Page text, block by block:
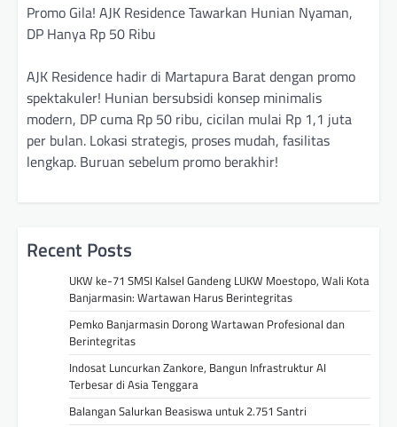
Promo Gila! AJK Residence Tawarkan Hunian Nyaman,
DP Hanya Rp 50 Ribu
AJK Residence hadir di Martapura Barat dengan promo
spektakuler! Hunian bersubsidi konsep minimalis
modern, DP cuma Rp 50 ribu, cicilan mulai Rp 1,1 juta
per bulan. Lokasi strategis, proses mudah, fasilitas
lengkap. Buruan sebelum promo berakhir!
Recent Posts
UKW ke-71 SMSI Kalsel Gandeng LUKW Moestopo, Wali Kota
Banjarmasin: Wartawan Harus Berintegritas
Pemko Banjarmasin Dorong Wartawan Profesional dan
Berintegritas
Indosat Luncurkan Zankore, Bangun Infrastruktur AI
Terbesar di Asia Tenggara
Balangan Salurkan Beasiswa untuk 2.751 Santri